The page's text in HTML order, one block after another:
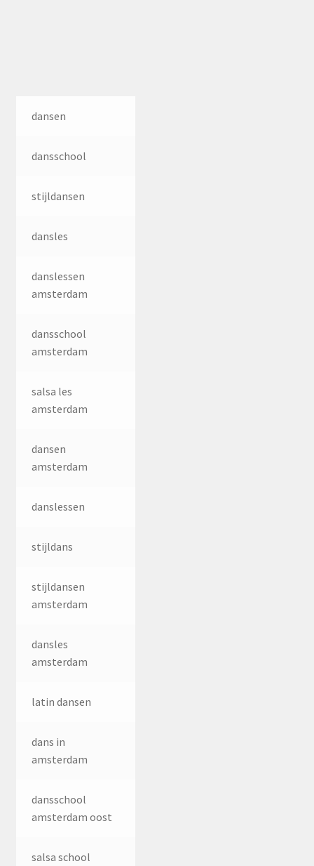
dansen
dansschool
stijldansen
dansles
danslessen
amsterdam
dansschool
amsterdam
salsa les
amsterdam
dansen
amsterdam
danslessen
stijldans
stijldansen
amsterdam
dansles
amsterdam
latin dansen
dans in
amsterdam
dansschool
amsterdam oost
salsa school